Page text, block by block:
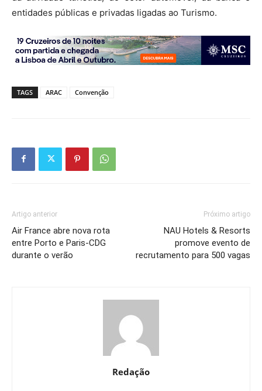
entidades públicas e privadas ligadas ao Turismo.
TAGS ARAC Convenção
Artigo anterior
Air France abre nova rota
entre Porto e Paris-CDG
durante o verão
Próximo artigo
NAU Hotels & Resorts
promove evento de
recrutamento para 500 vagas
Redação